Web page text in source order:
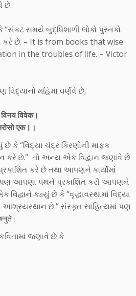
છે.
સમયે બુદ્ધિશાળી લોકો પુસ્તકો
કરે છે. – It is from books that wise
in the troubles of life. – Victor
વિદ્યાનો મહિમા વર્ણવે છે,
विनय विवेक।
एक।।
છે કે “વિદ્યા ચંદ્ર કિરણોની માફક
કરે છે.” તો અન્ય એક વિદ્વાન જણાવે છે
કરે છે તથા આપણને કાર્યોમાં
પણ આપણા પથને પ્રકાશિત કરી આપણને
વિદ્વાને કહ્યું છે કે “વૃદ્ધાવસ્થામાં વિદ્યા
છે.” સંસ્કૃત સાહિત્યમાં પણ
જણાવે છે કે